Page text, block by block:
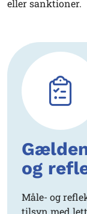
eller sanktioner.
og
Måle- og